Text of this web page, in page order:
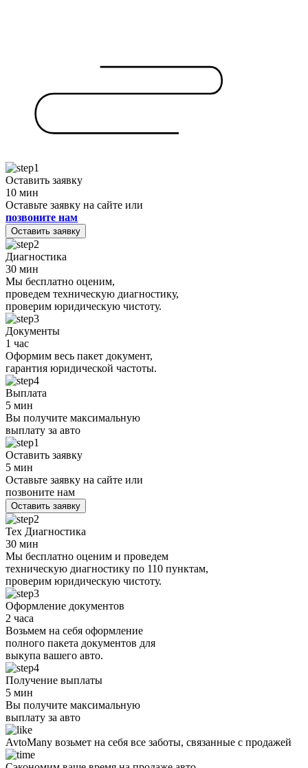
Оставить заявку
10 мин
Оставьте заявку на сайте или
позвоните нам
Оставить заявку
Диагностика
30 мин
Мы бесплатно оценим,
проведем техническую диагностику,
проверим юридическую чистоту.
Документы
1 час
Оформим весь пакет документ,
гарантия юридической частоты.
Выплата
5 мин
Вы получите максимальную
выплату за авто
Оставить заявку
5 мин
Оставьте заявку на сайте или
позвоните нам
Оставить заявку
Тех Диагностика
30 мин
Мы бесплатно оценим и проведем
техническую диагностику по 110 пунктам,
проверим юридическую чистоту.
Оформление документов
2 часа
Возьмем на себя оформление
полного пакета документов для
выкупа вашего авто.
Получение выплаты
5 мин
Вы получите максимальную
выплату за авто
AvtoMany возьмет на себя все заботы, связанные с продажей